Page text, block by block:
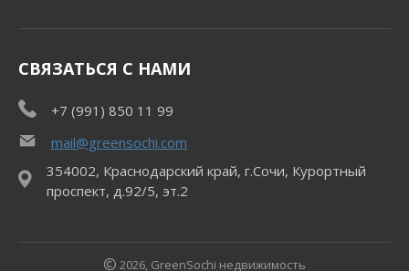
СВЯЗАТЬСЯ С НАМИ
+7 (991) 850 11 99
mail@greensochi.com
354002, Краснодарский край, г.Сочи, Курортный
проспект, д.92/5, эт.2
2026, GreenSochi недвижимость